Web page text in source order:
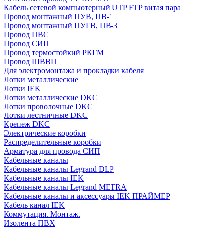
Кабель сетевой компьютерный UTP FTP витая пара
Провод монтажный ПУВ, ПВ-1
Провод монтажный ПУГВ, ПВ-3
Провод ПВС
Провод СИП
Провод термостойкий РКГМ
Провод ШВВП
Для электромонтажа и прокладки кабеля
Лотки металлические
Лотки IEK
Лотки металлические DKC
Лотки проволочные DKC
Лотки лестничные DKC
Крепеж DKC
Электрические коробки
Распределительные коробки
Арматура для провода СИП
Кабельные каналы
Кабельные каналы Legrand DLP
Кабельные каналы IEK
Кабельные каналы Legrand METRA
Кабельные каналы и аксессуары IEK ПРАЙМЕР
Кабель канал IEK
Коммутация. Монтаж.
Изолента ПВХ